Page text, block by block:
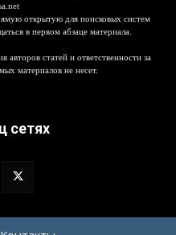
открытую для поисковых систем
в первом абзаце материала.
авторов статей и ответственности за
материалов не несет.
сетях